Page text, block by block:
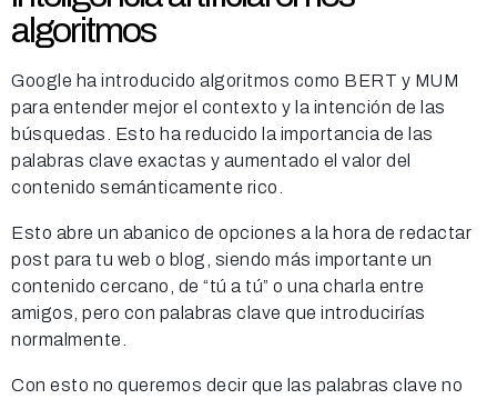
algoritmos
Google ha introducido algoritmos como BERT y MUM
para entender mejor el contexto y la intención de las
búsquedas. Esto ha reducido la importancia de las
palabras clave exactas y aumentado el valor del
contenido semánticamente rico.
Esto abre un abanico de opciones a la hora de redactar
post para tu web o blog, siendo más importante un
contenido cercano, de “tú a tú” o una charla entre
amigos, pero con palabras clave que introducirías
normalmente.
Con esto no queremos decir que las palabras clave no